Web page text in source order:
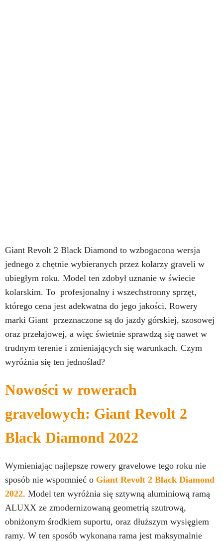
Giant Revolt 2 Black Diamond to wzbogacona wersja
jednego z chętnie wybieranych przez kolarzy graveli w
ubiegłym roku. Model ten zdobył uznanie w świecie
kolarskim. To profesjonalny i wszechstronny sprzęt,
którego cena jest adekwatna do jego jakości. Rowery
marki Giant przeznaczone są do jazdy górskiej, szosowej
oraz przełajowej, a więc świetnie sprawdzą się nawet w
trudnym terenie i zmieniających się warunkach. Czym
wyróżnia się ten jednoślad?
Nowości w rowerach
gravelowych: Giant Revolt 2
Black Diamond 2022
Wymieniając najlepsze rowery gravelowe tego roku nie
sposób nie wspomnieć o Giant Revolt 2 Black Diamond
2022. Model ten wyróżnia się sztywną aluminiową ramą
ALUXX ze zmodernizowaną geometrią szutrową,
obniżonym środkiem suportu, oraz dłuższym wysięgiem
ramy. W ten sposób wykonana rama jest maksymalnie